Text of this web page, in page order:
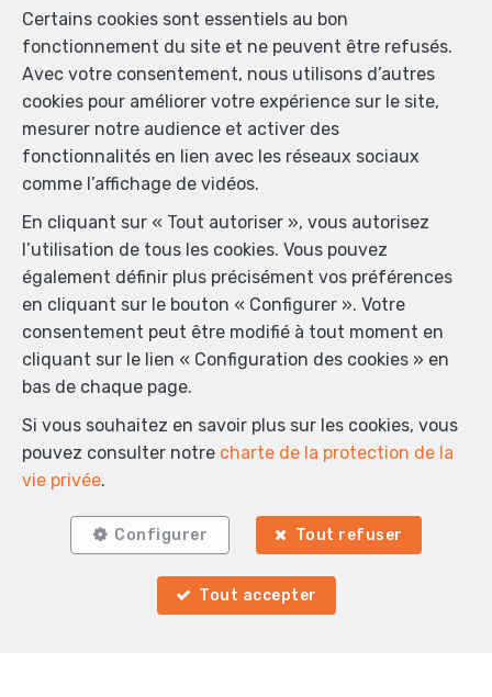
J'accepte de recevoir des informations par email de
l’agence.
Je souhaite recevoir les newsletters.
J'accepte de recevoir des SMS de notification.
En envoyant ma demande de contact, je déclare
accepter que mes données complétées dans ce
formulaire soient utilisées pour les buts mentionnés ci-
dessus par Wikimo ; et ce, en accord avec lacharte de
protection de la vie privée du site. Je peux à tout
moment retirer mon consentement en introduisant
une demande écrite à l’adresse info@wikimo.be.
Envoyer
Certains cookies sont essentiels au bon
fonctionnement du site et ne peuvent être refusés.
Avec votre consentement, nous utilisons d’autres
cookies pour améliorer votre expérience sur le site,
mesurer notre audience et activer des
fonctionnalités en lien avec les réseaux sociaux
comme l’affichage de vidéos.
En cliquant sur « Tout autoriser », vous autorisez
l’utilisation de tous les cookies. Vous pouvez
également définir plus précisément vos préférences
en cliquant sur le bouton « Configurer ». Votre
consentement peut être modifié à tout moment en
cliquant sur le lien « Configuration des cookies » en
bas de chaque page.
Si vous souhaitez en savoir plus sur les cookies, vous
pouvez consulter notre charte de la protection de la
vie privée.
Configurer Tout refuser
Tout accepter
1200 Bruxelles
—
MOB. +32 477 66 92 15
—
info@wikimo.be